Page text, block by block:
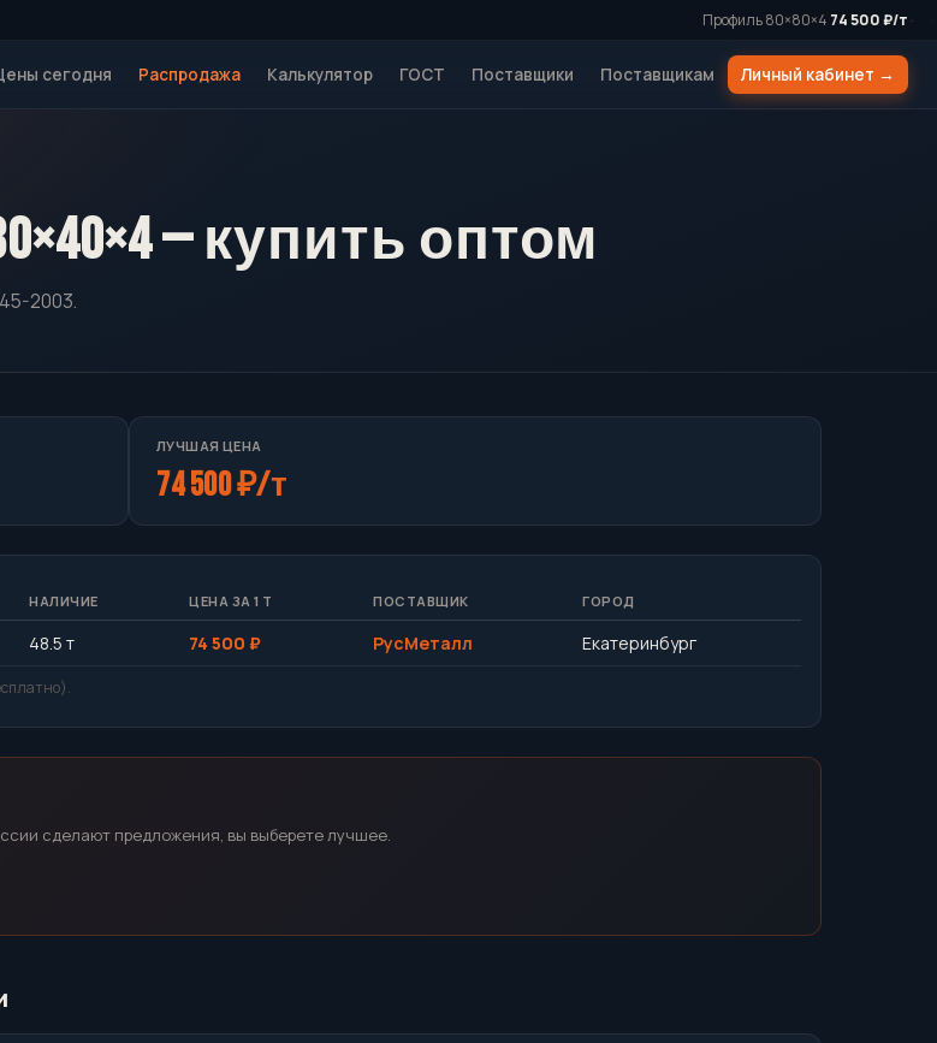
Профиль 80×80×4 74 500 ₽/т· ·
сегодня Распродажа Калькулятор ГОСТ Поставщики Поставщикам Личный кабинет →
— купить оптом
2003.
ЛУЧШАЯ ЦЕНА
74 500 ₽/т
НАЛИЧИЕ ЦЕНА ЗА 1 Т ПОСТАВЩИК ГОРОД
48.5 т 74 500 ₽ РусМеталл Екатеринбург
сделают предложения, вы выберете лучшее.